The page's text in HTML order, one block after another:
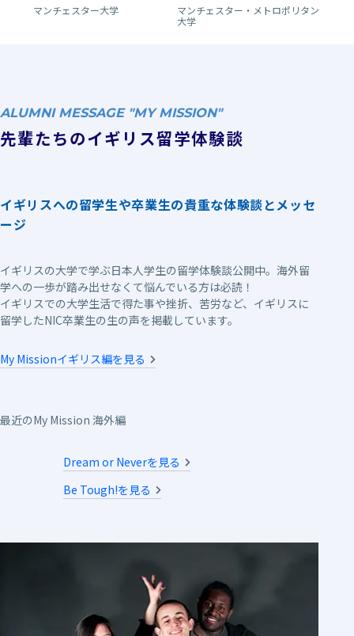
マンチェスター大学
マンチェスター・メトロポリタン
大学
ALUMNI MESSAGE "MY MISSION"
先輩たちのイギリス留学体験談
イギリスへの留学生や卒業生の貴重な体験談とメッセ
ージ
イギリスの大学で学ぶ日本人学生の留学体験談公開中。海外留
学への一歩が踏み出せなくて悩んでいる方は必読！
イギリスでの大学生活で得た事や挫折、苦労など、イギリスに
留学したNIC卒業生の生の声を掲載しています。
My Missionイギリス編を見る
最近のMy Mission 海外編
Dream or Neverを見る
Be Tough!を見る